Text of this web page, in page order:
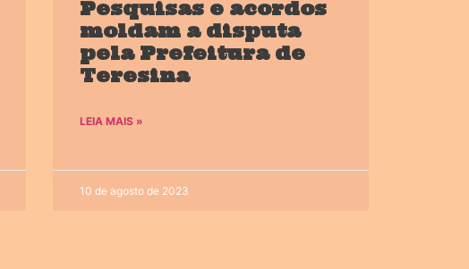
Pesquisas e acordos
moldam a disputa
pela Prefeitura de
Teresina
LEIA MAIS »
10 de agosto de 2023